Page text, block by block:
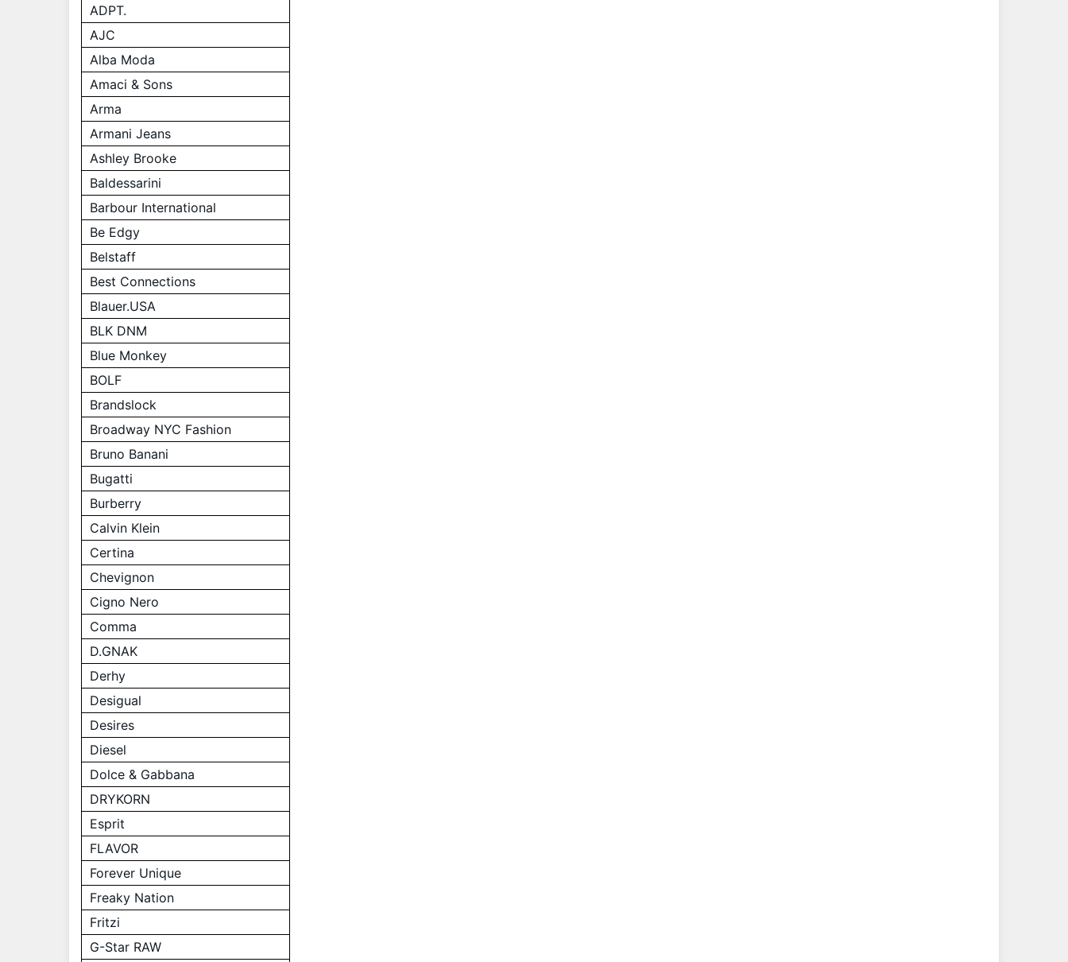
ADPT.
AJC
Alba Moda
Amaci & Sons
Arma
Armani Jeans
Ashley Brooke
Baldessarini
Barbour International
Be Edgy
Belstaff
Best Connections
Blauer.USA
BLK DNM
Blue Monkey
BOLF
Brandslock
Broadway NYC Fashion
Bruno Banani
Bugatti
Burberry
Calvin Klein
Certina
Chevignon
Cigno Nero
Comma
D.GNAK
Derhy
Desigual
Desires
Diesel
Dolce & Gabbana
DRYKORN
Esprit
FLAVOR
Forever Unique
Freaky Nation
Fritzi
G-Star RAW